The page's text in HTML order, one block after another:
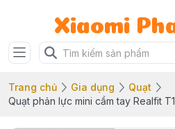
Xiaomi
Trang chủ Gia dụng
Quạt
Quạt phản lực mini cầm tay Realfit T1